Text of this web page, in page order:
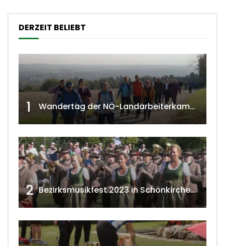
DERZEIT BELIEBT
1 Wandertag der NÖ-Landarbeiterkammer in Hollabrunn 2024
2 Bezirksmusikfest 2023 in Schönkirchen-Reyersdorf